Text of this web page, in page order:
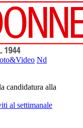
Nd
candidatura alla
al settimanale